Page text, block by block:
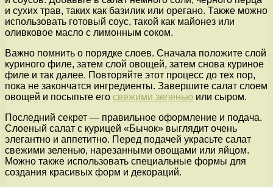
и сухих трав, таких как базилик или орегано. Также можно
использовать готовый соус, такой как майонез или
оливковое масло с лимонным соком.
Важно помнить о порядке слоев. Сначала положите слой
куриного филе, затем слой овощей, затем снова куриное
филе и так далее. Повторяйте этот процесс до тех пор,
пока не закончатся ингредиенты. Завершите салат слоем
овощей и посыпьте его свежими зеленью или сыром.
Последний секрет — правильное оформление и подача.
Слоеный салат с курицей «Бычок» выглядит очень
элегантно и аппетитно. Перед подачей украсьте салат
свежими зеленью, нарезанными овощами или яйцом.
Можно также использовать специальные формы для
создания красивых форм и декораций.